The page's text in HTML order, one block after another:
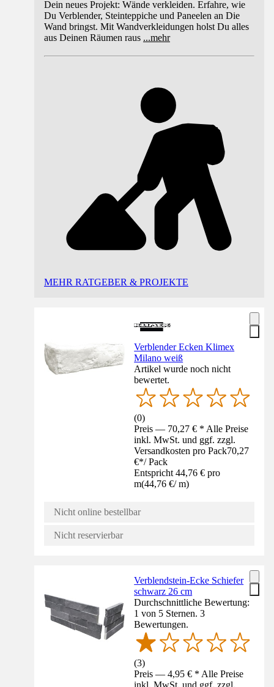
Dein neues Projekt: Wände verkleiden. Erfahre, wie
Du Verblender, Steinteppiche und Paneelen an Die
Wand bringst. Mit Wandverkleidungen holst Du alles
aus Deinen Räumen raus ...mehr
MEHR RATGEBER & PROJEKTE
Verblender Ecken Klimex
Milano weiß
Artikel wurde noch nicht
bewertet.
(0)
Preis — 70,27 € * Alle Preise
inkl. MwSt. und ggf. zzgl.
Versandkosten pro Pack70,27
€*/ Pack
Entspricht 44,76 € pro
m(44,76 €/ m)
Nicht online bestellbar
Nicht reservierbar
Verblendstein-Ecke Schiefer
schwarz 26 cm
Durchschnittliche Bewertung:
1 von 5 Sternen. 3
Bewertungen.
(3)
Preis — 4,95 € * Alle Preise